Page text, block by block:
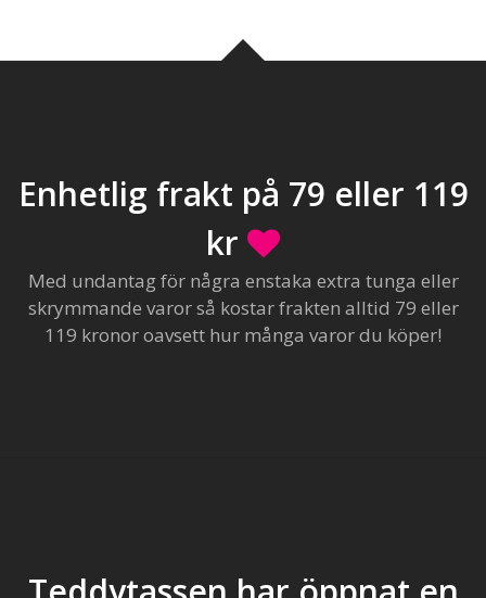
Enhetlig frakt på 79 eller 119
kr
Med undantag för några enstaka extra tunga eller
skrymmande varor så kostar frakten alltid 79 eller
119 kronor oavsett hur många varor du köper!